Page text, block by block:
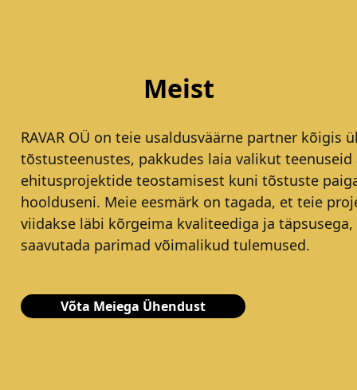
Meist
RAVAR OÜ on teie usaldusväärne partner kõigis
tõstusteenustes, pakkudes laia valikut teenuseid
ehitusprojektide teostamisest kuni tõstuste
hoolduseni. Meie eesmärk on tagada, et teie
viidakse läbi kõrgeima kvaliteediga ja täpsusega,
saavutada parimad võimalikud tulemused.
Võta Meiega Ühendust